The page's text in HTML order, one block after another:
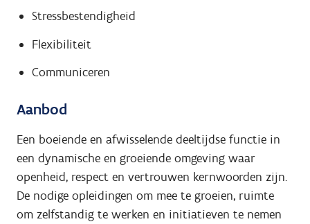
Stressbestendigheid
Flexibiliteit
Communiceren
Aanbod
Een boeiende en afwisselende deeltijdse functie in
een dynamische en groeiende omgeving waar
openheid, respect en vertrouwen kernwoorden zijn.
De nodige opleidingen om mee te groeien, ruimte
om zelfstandig te werken en initiatieven te nemen